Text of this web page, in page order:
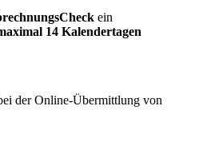
ein
14 Kalendertagen
der Online-Übermittlung von